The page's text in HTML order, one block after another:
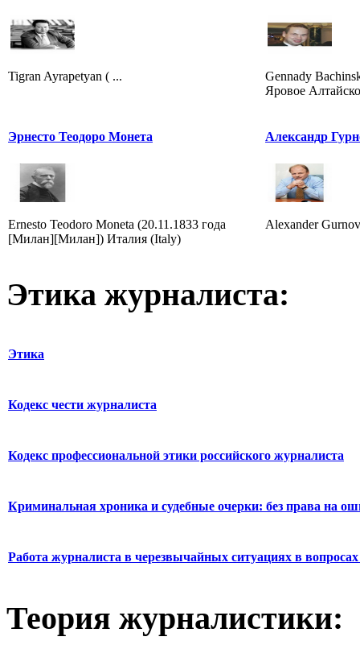
Tigran Ayrapetyan ( ...
Gennady
Яровое
Эрнесто Теодоро Монета
Ernesto Teodoro Moneta (20.11.1833 года
[Милан][Милан]) Италия (Italy)
Александр
Alexander
Этика журналиста:
Этика
Кодекс чести журналиста
Кодекс профессиональной этики российского журналиста
Криминальная хроника и судебные очерки: без права на
Работа журналиста в черезвычайных ситуациях в вопросах
Теория журналистики: